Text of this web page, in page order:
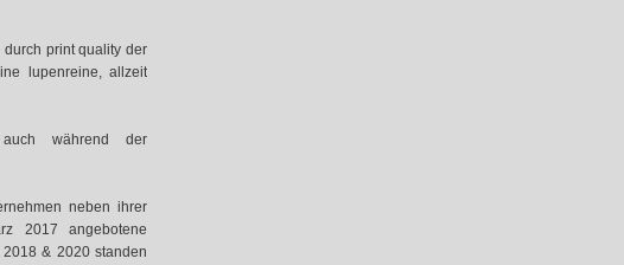
print quality der
lupenreine, allzeit
während der
neben ihrer
2017 angebotene
& 2020 standen